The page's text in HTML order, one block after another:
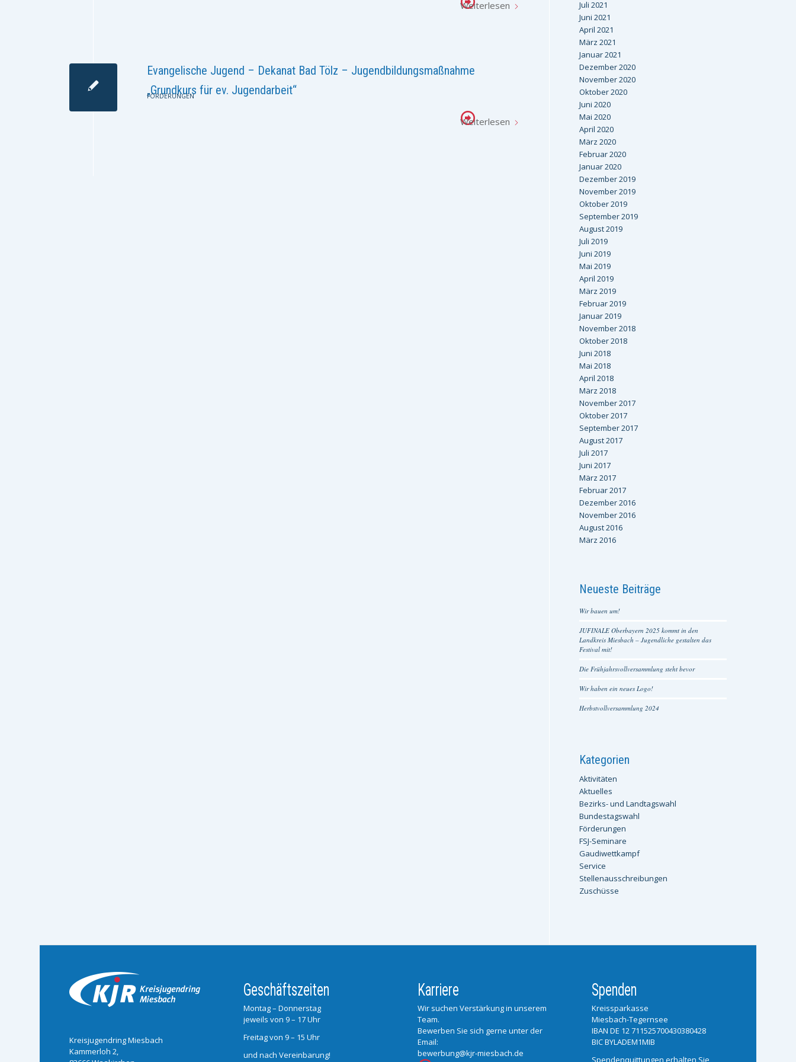
Weiterlesen
Evangelische Jugend – Dekanat Bad Tölz – Jugendbildungsmaßnahme
„Grundkurs für ev. Jugendarbeit“
FÖRDERUNGEN
Weiterlesen
Juli 2021
Juni 2021
April 2021
März 2021
Januar 2021
Dezember 2020
November 2020
Oktober 2020
Juni 2020
Mai 2020
April 2020
März 2020
Februar 2020
Januar 2020
Dezember 2019
November 2019
Oktober 2019
September 2019
August 2019
Juli 2019
Juni 2019
Mai 2019
April 2019
März 2019
Februar 2019
Januar 2019
November 2018
Oktober 2018
Juni 2018
Mai 2018
April 2018
März 2018
November 2017
Oktober 2017
September 2017
August 2017
Juli 2017
Juni 2017
März 2017
Februar 2017
Dezember 2016
November 2016
August 2016
März 2016
Neueste Beiträge
Wir bauen um!
JUFINALE Oberbayern 2025 kommt in den
Landkreis Miesbach – Jugendliche gestalten das
Festival mit!
Die Frühjahrsvollversammlung steht bevor
Wir haben ein neues Logo!
Herbstvollversammlung 2024
Kategorien
Aktivitäten
Aktuelles
Bezirks- und Landtagswahl
Bundestagswahl
Förderungen
FSJ-Seminare
Gaudiwettkampf
Service
Stellenausschreibungen
Zuschüsse
Kreisjugendring Miesbach
Kammerloh 2,
Geschäftszeiten
Montag – Donnerstag
jeweils von 9 – 17 Uhr
Freitag von 9 – 15 Uhr
und nach Vereinbarung!
Karriere
Wir suchen Verstärkung in unserem
Team.
Bewerben Sie sich gerne unter der
Email:
bewerbung@kjr-miesbach.de
Spenden
Kreissparkasse
Miesbach-Tegernsee
IBAN DE 12 711525700430380428
BIC BYLADEM1MIB
Spendenquittungen erhalten Sie